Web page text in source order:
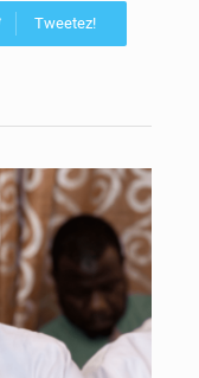
Tweetez!